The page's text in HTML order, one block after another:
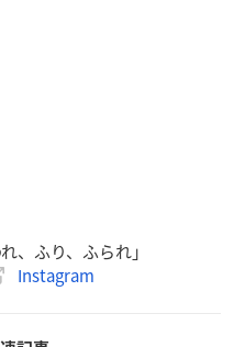
、ふり、ふられ」
Instagram